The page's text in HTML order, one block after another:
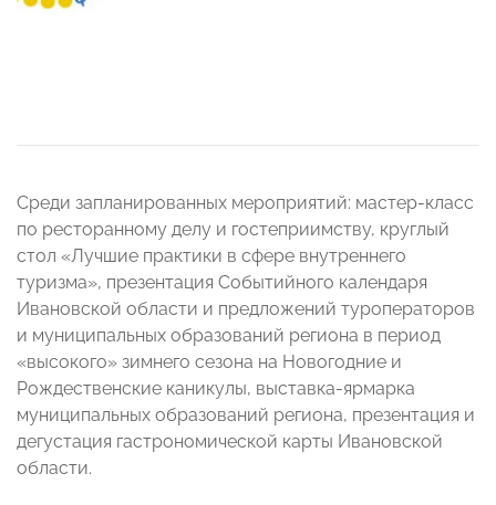
Среди запланированных мероприятий: мастер-класс
по ресторанному делу и гостеприимству, круглый
стол «Лучшие практики в сфере внутреннего
туризма», презентация Событийного календаря
Ивановской области и предложений туроператоров
и муниципальных образований региона в период
«высокого» зимнего сезона на Новогодние и
Рождественские каникулы, выставка-ярмарка
муниципальных образований региона, презентация и
дегустация гастрономической карты Ивановской
области.